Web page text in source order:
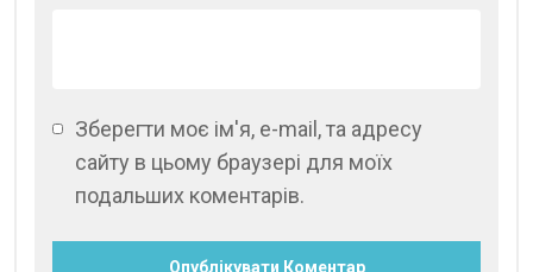
Зберегти моє ім'я, e-mail, та адресу
сайту в цьому браузері для моїх
подальших коментарів.